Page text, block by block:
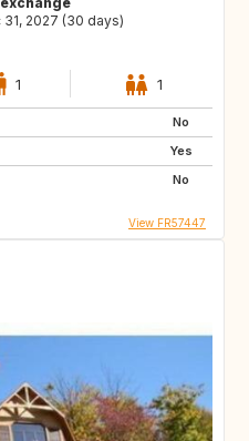
2027 (30 days)
1 1
No
Yes
No
View FR57447